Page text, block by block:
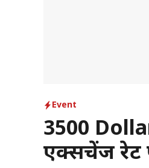
Event
3500
एक्सचेंज रेट